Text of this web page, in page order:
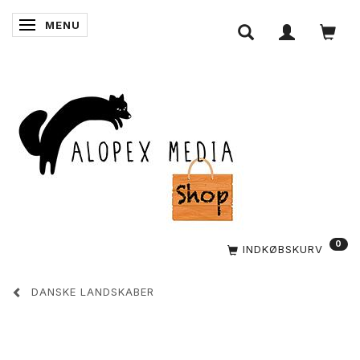
SKIFTE NAVIGATION
MENU
INDKØBSKURV 0
DANSKE LANDSKABER